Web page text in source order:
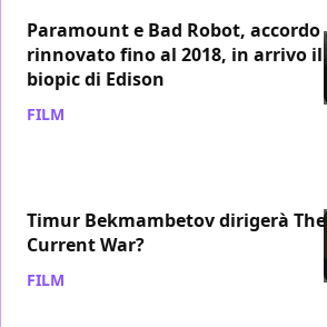
Paramount e Bad Robot, accordo
rinnovato fino al 2018, in arrivo il
biopic di Edison
FILM
Timur Bekmambetov dirigerà The
Current War?
FILM